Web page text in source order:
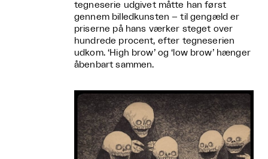
tegneserie udgivet måtte han først
gennem billedkunsten – til gengæld er
priserne på hans værker steget over
hundrede procent, efter tegneserien
udkom. ‘High brow’ og ‘low brow’ hænger
åbenbart sammen.